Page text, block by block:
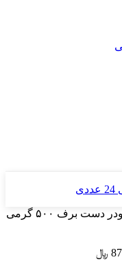
پودر دست برف ۵۰۰ گرمی
﷼